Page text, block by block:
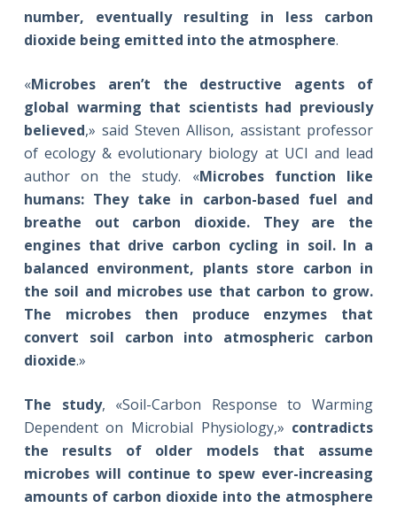
number, eventually resulting in less carbon
dioxide being emitted into the atmosphere.
«Microbes aren’t the destructive agents of
global warming that scientists had previously
believed,» said Steven Allison, assistant professor
of ecology & evolutionary biology at UCI and lead
author on the study. «Microbes function like
humans: They take in carbon-based fuel and
breathe out carbon dioxide. They are the
engines that drive carbon cycling in soil. In a
balanced environment, plants store carbon in
the soil and microbes use that carbon to grow.
The microbes then produce enzymes that
convert soil carbon into atmospheric carbon
dioxide.»
The study, «Soil-Carbon Response to Warming
Dependent on Microbial Physiology,» contradicts
the results of older models that assume
microbes will continue to spew ever-increasing
amounts of carbon dioxide into the atmosphere